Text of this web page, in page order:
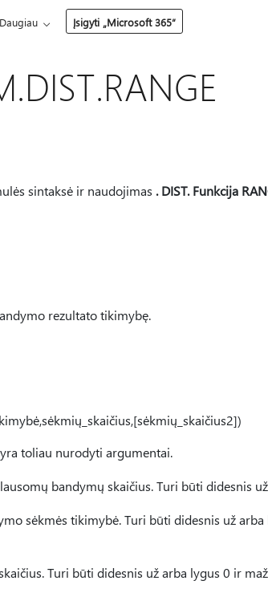
Daugiau Įsigyti „Microsoft 365“
sintaksė ir naudojimas . DIST. Funkcija
rezultato tikimybę.
yra toliau nurodyti argumentai.
bandymų skaičius. Turi būti didesnis
sėkmės tikimybė. Turi būti didesnis už
Turi būti didesnis už arba lygus 0 ir